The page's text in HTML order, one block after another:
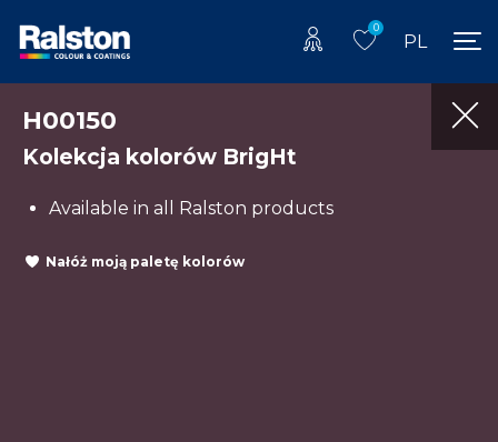
0
PL
H00150
Kolekcja kolorów BrigHt
Available in all Ralston products
Nałóż moją paletę kolorów